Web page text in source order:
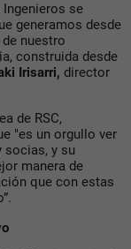
se
generamos desde
nuestro
construida desde
Irisarri, director
de RSC,
"es un orgullo ver
socias, y su
manera de
que con estas